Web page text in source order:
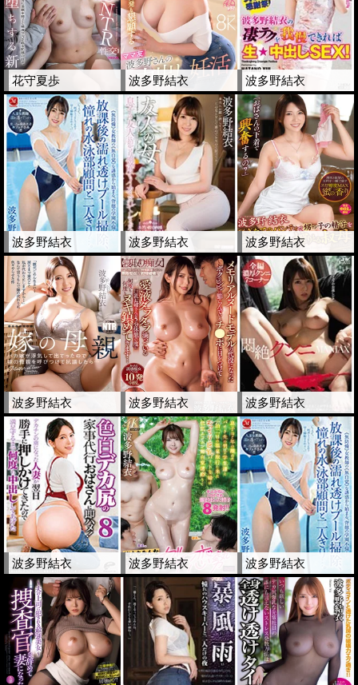
花守夏歩 波多野結衣 波多野結衣
波多野結衣 波多野結衣 波多野結衣
波多野結衣 波多野結衣 波多野結衣
波多野結衣 波多野結衣 波多野結衣